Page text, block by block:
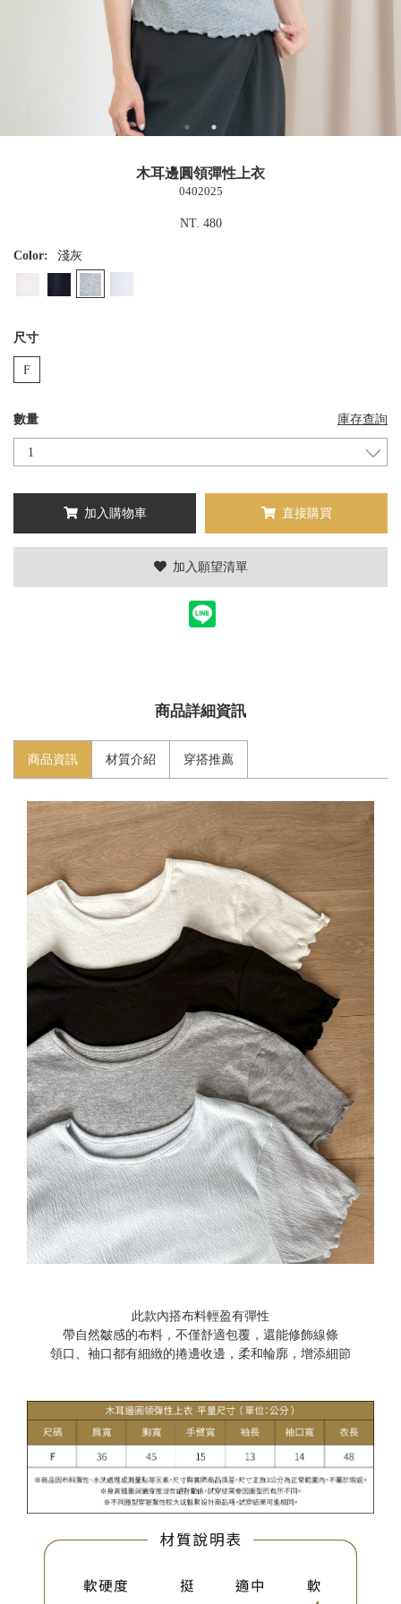
木耳邊圓領彈性上衣
0402025
NT. 480
Color: 淺灰
尺寸
F
數量 庫存查詢
加入購物車 直接購買
加入願望清單
商品詳細資訊
商品資訊 材質介紹 穿搭推薦
此款內搭布料輕盈有彈性
帶自然皺感的布料，不僅舒適包覆，還能修飾線條
領口、袖口都有細緻的捲邊收邊，柔和輪廓，增添細節